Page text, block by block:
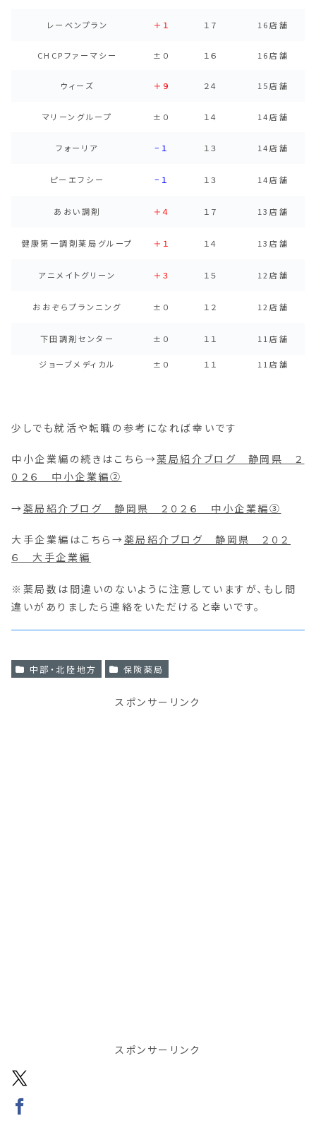
レーベンプラン ＋１ １７ 16店舗
CHCPファーマシー ±０ １６ 16店舗
ウィーズ ＋９ ２４ 15店舗
マリーングループ ±０ １４ 14店舗
フォーリア −１ １３ 14店舗
ピーエフシー −１ １３ 14店舗
あおい調剤 ＋４ １７ 13店舗
健康第一調剤薬局グループ ＋１ １４ 13店舗
アニメイトグリーン ＋３ １５ 12店舗
おおぞらプランニング ±０ １２ 12店舗
下田調剤センター ±０ １１ 11店舗
ジョーブメディカル ±０ １１ 11店舗
少しでも就活や転職の参考になれば幸いです
中小企業編の続きはこちら→薬局紹介ブログ 静岡県 ２
０２６ 中小企業編②
→薬局紹介ブログ 静岡県 ２０２６ 中小企業編③
大手企業編はこちら→薬局紹介ブログ 静岡県 ２０２
６ 大手企業編
※薬局数は間違いのないように注意していますが、もし間
違いがありましたら連絡をいただけると幸いです。
中部・北陸地方 保険薬局
スポンサーリンク
スポンサーリンク